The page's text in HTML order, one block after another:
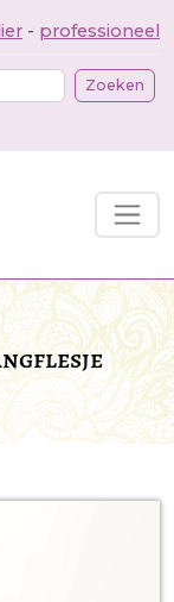
- professioneel
Zoeken